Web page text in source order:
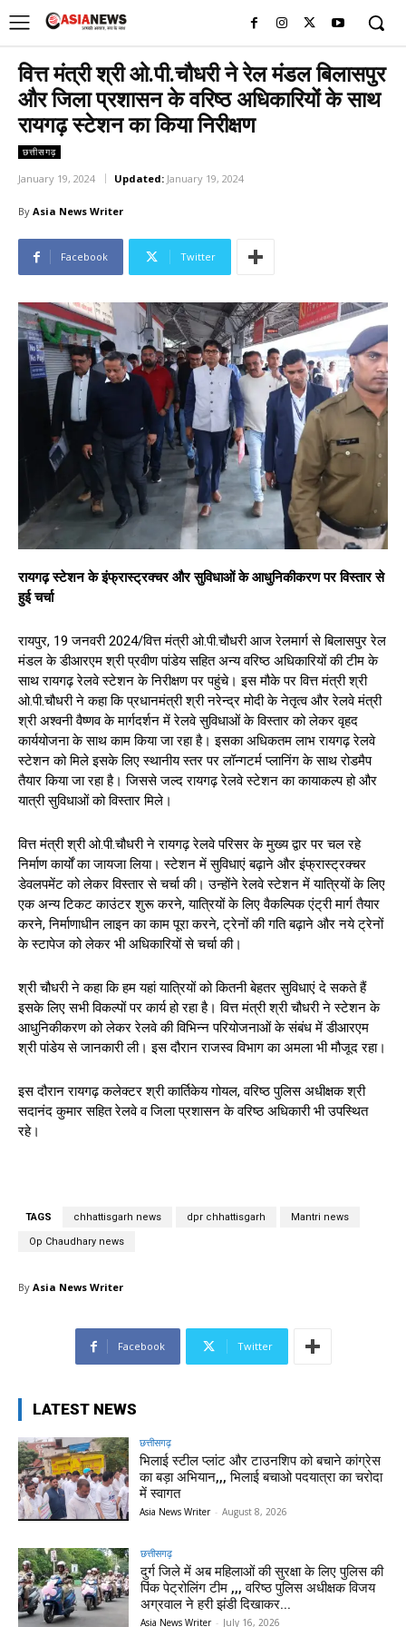
वित्त मंत्री श्री ओ.पी.चौधरी ने रेल मंडल बिलासपुर
और जिला प्रशासन के वरिष्ठ अधिकारियों के साथ
रायगढ़ स्टेशन का किया निरीक्षण
छत्तीसगढ़
January 19, 2024 Updated: January 19, 2024
By Asia News Writer
Facebook Twitter
रायगढ़ स्टेशन के इंफ्रास्ट्रक्चर और सुविधाओं के आधुनिकीकरण पर विस्तार से
हुई चर्चा
रायपुर, 19 जनवरी 2024/वित्त मंत्री ओ.पी.चौधरी आज रेलमार्ग से बिलासपुर रेल
मंडल के डीआरएम श्री प्रवीण पांडेय सहित अन्य वरिष्ठ अधिकारियों की टीम के
साथ रायगढ़ रेलवे स्टेशन के निरीक्षण पर पहुंचे। इस मौके पर वित्त मंत्री श्री
ओ.पी.चौधरी ने कहा कि प्रधानमंत्री श्री नरेन्द्र मोदी के नेतृत्व और रेलवे मंत्री
श्री अश्वनी वैष्णव के मार्गदर्शन में रेलवे सुविधाओं के विस्तार को लेकर वृहद
कार्ययोजना के साथ काम किया जा रहा है। इसका अधिकतम लाभ रायगढ़ रेलवे
स्टेशन को मिले इसके लिए स्थानीय स्तर पर लॉन्गटर्म प्लानिंग के साथ रोडमैप
तैयार किया जा रहा है। जिससे जल्द रायगढ़ रेलवे स्टेशन का कायाकल्प हो और
यात्री सुविधाओं को विस्तार मिले।
वित्त मंत्री श्री ओ.पी.चौधरी ने रायगढ़ रेलवे परिसर के मुख्य द्वार पर चल रहे
निर्माण कार्यों का जायजा लिया। स्टेशन में सुविधाएं बढ़ाने और इंफ्रास्ट्रक्चर
डेवलपमेंट को लेकर विस्तार से चर्चा की। उन्होंने रेलवे स्टेशन में यात्रियों के लिए
एक अन्य टिकट काउंटर शुरू करने, यात्रियों के लिए वैकल्पिक एंट्री मार्ग तैयार
करने, निर्माणाधीन लाइन का काम पूरा करने, ट्रेनों की गति बढ़ाने और नये ट्रेनों
के स्टापेज को लेकर भी अधिकारियों से चर्चा की।
श्री चौधरी ने कहा कि हम यहां यात्रियों को कितनी बेहतर सुविधाएं दे सकते हैं
इसके लिए सभी विकल्पों पर कार्य हो रहा है। वित्त मंत्री श्री चौधरी ने स्टेशन के
आधुनिकीकरण को लेकर रेलवे की विभिन्न परियोजनाओं के संबंध में डीआरएम
श्री पांडेय से जानकारी ली। इस दौरान राजस्व विभाग का अमला भी मौजूद रहा।
इस दौरान रायगढ़ कलेक्टर श्री कार्तिकेय गोयल, वरिष्ठ पुलिस अधीक्षक श्री
सदानंद कुमार सहित रेलवे व जिला प्रशासन के वरिष्ठ अधिकारी भी उपस्थित
रहे।
TAGS chhattisgarh news dpr chhattisgarh Mantri news
Op Chaudhary news
By Asia News Writer
Facebook Twitter
LATEST NEWS
छत्तीसगढ़
भिलाई स्टील प्लांट और टाउनशिप को बचाने कांग्रेस
का बड़ा अभियान,,, भिलाई बचाओ पदयात्रा का चरोदा
में स्वागत
Asia News Writer - August 8, 2026
छत्तीसगढ़
दुर्ग जिले में अब महिलाओं की सुरक्षा के लिए पुलिस की
पिंक पेट्रोलिंग टीम ,,, वरिष्ठ पुलिस अधीक्षक विजय
अग्रवाल ने हरी झंडी दिखाकर...
Asia News Writer - July 16, 2026